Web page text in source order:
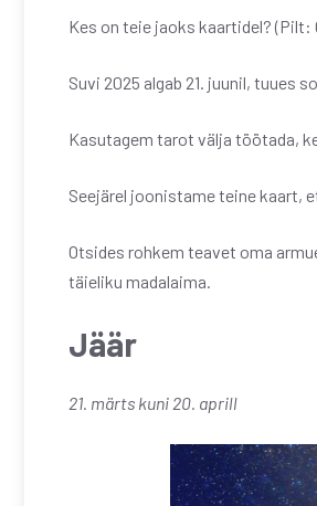
Kes on teie jaoks kaartidel? (Pilt:
Suvi 2025 algab 21. juunil, tuues
Kasutagem tarot välja töötada,
Seejärel joonistame teine ​​kaart,
Otsides rohkem teavet oma
täieliku madalaima.
Jäär
21. märts kuni 20. aprill